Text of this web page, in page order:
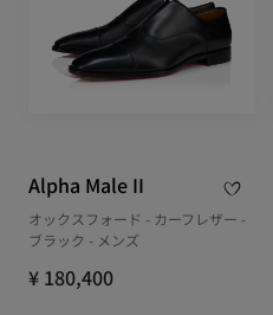
Alpha Male II
オックスフォード - カーフレザー -
ブラック - メンズ
¥ 180,400